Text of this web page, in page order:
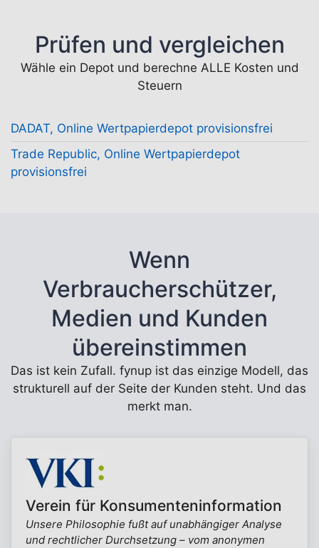
Prüfen und vergleichen
Wähle ein Depot und berechne ALLE Kosten und
Steuern
DADAT, Online Wertpapierdepot provisionsfrei
Trade Republic, Online Wertpapierdepot
provisionsfrei
Wenn
Verbraucherschützer,
Medien und Kunden
übereinstimmen
Das ist kein Zufall. fynup ist das einzige Modell, das
strukturell auf der Seite der Kunden steht. Und das
merkt man.
Verein für Konsumenteninformation
Unsere Philosophie fußt auf unabhängiger Analyse
und rechtlicher Durchsetzung – vom anonymen